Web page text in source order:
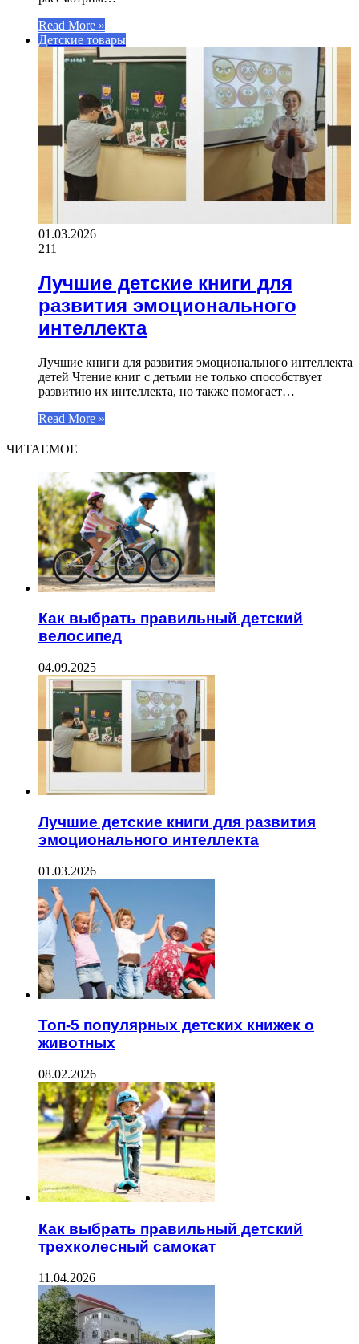
Read More »
Детские товары
01.03.2026
211
Лучшие детские книги для
развития эмоционального
интеллекта
Лучшие книги для развития эмоционального интеллекта
детей Чтение книг с детьми не только способствует
развитию их интеллекта, но также помогает…
Read More »
ЧИТАЕМОЕ
Как выбрать правильный детский
велосипед
04.09.2025
Лучшие детские книги для развития
эмоционального интеллекта
01.03.2026
Топ-5 популярных детских книжек о
животных
08.02.2026
Как выбрать правильный детский
трехколесный самокат
11.04.2026